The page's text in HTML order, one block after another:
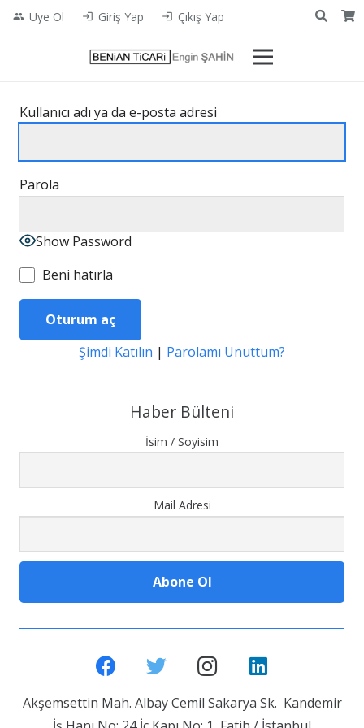
people Üye Ol login Giriş Yap login Çıkış Yap
Kullanıcı adı ya da e-posta adresi
Parola
Show Password
Beni hatırla
Şimdi Katılın | Parolamı Unuttum?
Haber Bülteni
İsim / Soyisim
Mail Adresi
Akşemsettin Mah. Albay Cemil Sakarya Sk. Kandemir